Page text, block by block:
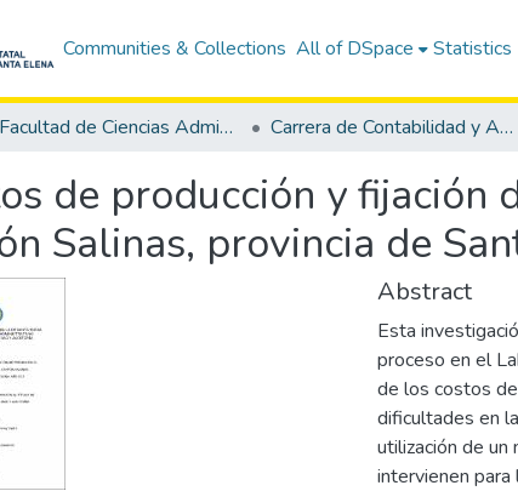
Communities & Collections All of DSpace Statistics
Facultad de Ciencias Administrativas Carrera de Contabilidad y Auditoría
de producción y fijación
Salinas, provincia de
Abstract
Esta
proceso en el
de los costos
dificultades en
utilización de
intervienen